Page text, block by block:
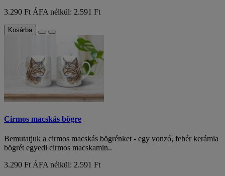
3.290 Ft ÁFA nélkül: 2.591 Ft
Kosárba
Cirmos macskás bögre
Bemutatjuk a cirmos macskás bögrénket - egy vonzó, fehér kerámia
bögrét egyedi cirmos macskamin..
3.290 FtÁFA nélkül: 2.591 Ft